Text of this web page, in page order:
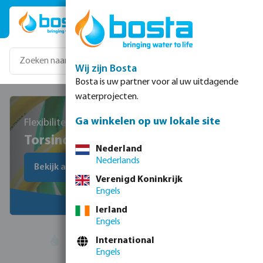
Ga naar de hoofdinhoud
Flexibiliteit op het hoogste niveau
Torsino
Bekijk alle Torsino producten
Zeerflexibele en bestendige
Wij zijn Bosta
Bosta is uw partner voor al uw uitdagende
waterprojecten.
Ga winkelen op uw lokale site
Nederland
Nederlands
Verenigd Koninkrijk
Engels
Ierland
Engels
International
Engels